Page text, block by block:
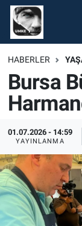
HABERLER
Bursa
01.07.2026 - 14:59
YAYINLANMA
Gündem
Ekonomi
Spor
Magazin
Tüm
İletişim
Nöbetçi
Hava
Namaz
Trafik
Süper Lig
Tüm